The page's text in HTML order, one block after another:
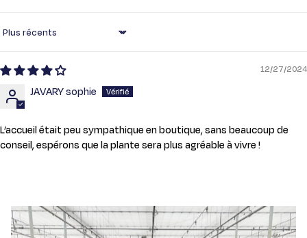
Sort by
12/27/2024
JAVARY sophie
L’accueil était peu sympathique en boutique, sans beaucoup de
conseil, espérons que la plante sera plus agréable à vivre !